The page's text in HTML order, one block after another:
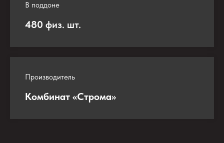
В поддоне
480 физ. шт.
Производитель
Комбинат «Строма»